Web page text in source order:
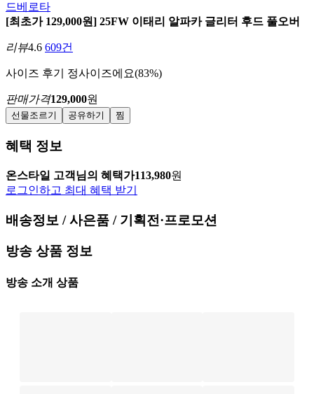
드베로타
[최초가 129,000원] 25FW 이태리 알파카 글리터 후드 풀오버
리뷰4.6 609건
사이즈 후기 정사이즈에요(83%)
판매가격129,000원
선물조르기 공유하기 찜
혜택 정보
온스타일 고객님의 혜택가113,980원
로그인하고 최대 혜택 받기
배송정보 / 사은품 / 기획전·프로모션
방송 상품 정보
방송 소개 상품